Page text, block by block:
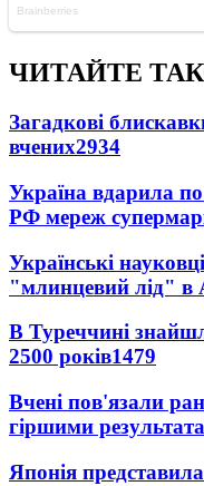
ЧИТАЙТЕ
Загадкові
вчених2934
Україна вдарила
РФ мереж
Українські
"млинцевий лід" в
В Туреччині
2500 років1479
Вчені пов'язали
гіршими
Японія